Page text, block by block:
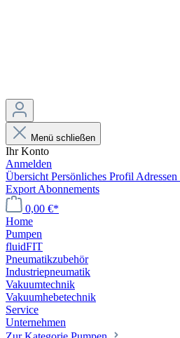
Menü schließen
Ihr Konto
Anmelden
Übersicht Persönliches Profil Adressen
Export Abonnements
0,00 €*
Home
Pumpen
fluidFIT
Pneumatikzubehör
Industriepneumatik
Vakuumtechnik
Vakuumhebetechnik
Service
Unternehmen